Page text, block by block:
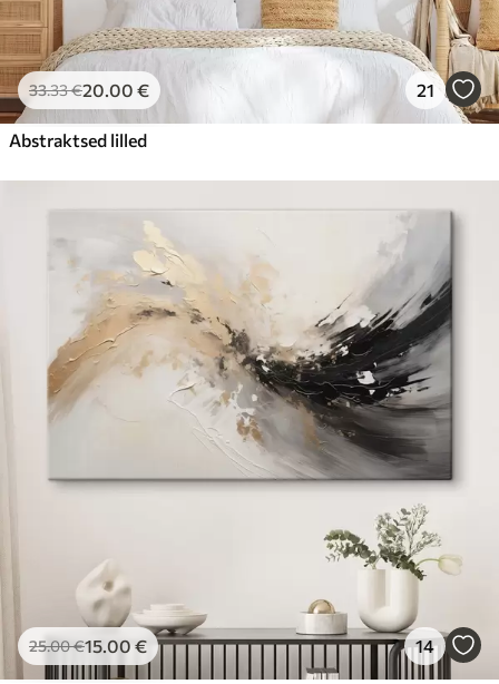
33.33€20.00 € 21
Abstraktsed lilled
25.00€15.00 € 14